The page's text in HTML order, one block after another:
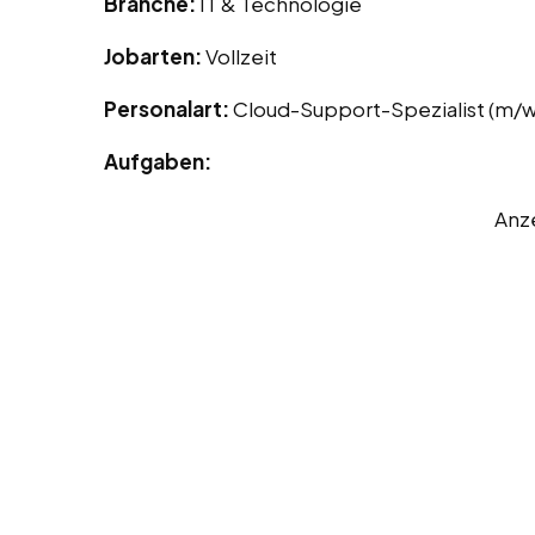
Jobarten:Vollzeit
Personalart:Cloud-Support-Spezialist (m/
Aufgaben: